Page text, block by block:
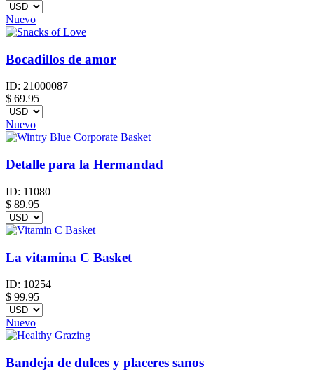
Nuevo
Bocadillos de amor
ID: 21000087
$ 69.95
Nuevo
Detalle para la Hermandad
ID: 11080
$ 89.95
La vitamina C Basket
ID: 10254
$ 99.95
Nuevo
Bandeja de dulces y placeres sanos